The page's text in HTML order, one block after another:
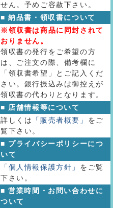
せん。予めご容赦下さい。
■ 納品書・領収書について
※領収書は商品に同封されて
おりません。
領収書の発行をご希望の方
は、ご注文の際、備考欄に
「領収書希望」とご記入くだ
さい。銀行振込みは御控えが
領収書の代わりとなります。
■ 店舗情報等について
詳しくは
「販売者概要」 をご
覧下さい。
■ プライバシーポリシーにつ
いて
「個人情報保護方針」 をご覧
下さい。
■ 営業時間・お問い合わせに
ついて